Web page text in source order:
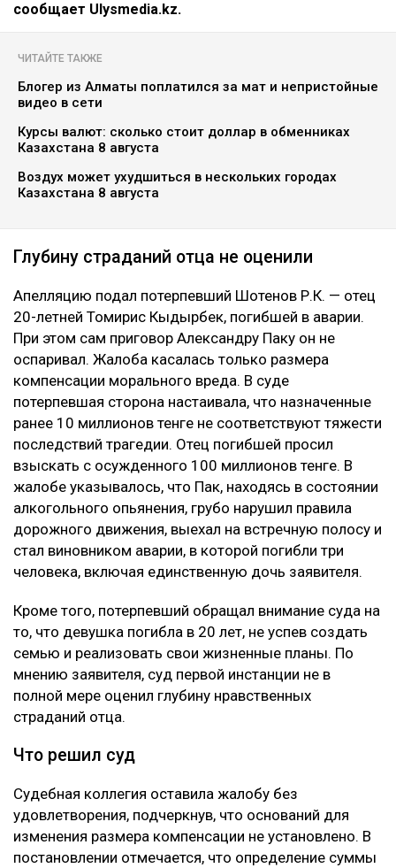
сообщает Ulysmedia.kz.
ЧИТАЙТЕ ТАКЖЕ
Блогер из Алматы поплатился за мат и непристойные
видео в сети
Курсы валют: сколько стоит доллар в обменниках
Казахстана 8 августа
Воздух может ухудшиться в нескольких городах
Казахстана 8 августа
Глубину страданий отца не оценили
Апелляцию подал потерпевший Шотенов Р.К. — отец
20-летней Томирис Кыдырбек, погибшей в аварии.
При этом сам приговор Александру Паку он не
оспаривал. Жалоба касалась только размера
компенсации морального вреда. В суде
потерпевшая сторона настаивала, что назначенные
ранее 10 миллионов тенге не соответствуют тяжести
последствий трагедии. Отец погибшей просил
взыскать с осужденного 100 миллионов тенге. В
жалобе указывалось, что Пак, находясь в состоянии
алкогольного опьянения, грубо нарушил правила
дорожного движения, выехал на встречную полосу и
стал виновником аварии, в которой погибли три
человека, включая единственную дочь заявителя.
Кроме того, потерпевший обращал внимание суда на
то, что девушка погибла в 20 лет, не успев создать
семью и реализовать свои жизненные планы. По
мнению заявителя, суд первой инстанции не в
полной мере оценил глубину нравственных
страданий отца.
Что решил суд
Судебная коллегия оставила жалобу без
удовлетворения, подчеркнув, что оснований для
изменения размера компенсации не установлено. В
постановлении отмечается, что определение суммы